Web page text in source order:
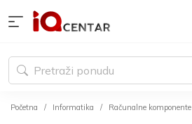
Početna Informatika Računalne komponente